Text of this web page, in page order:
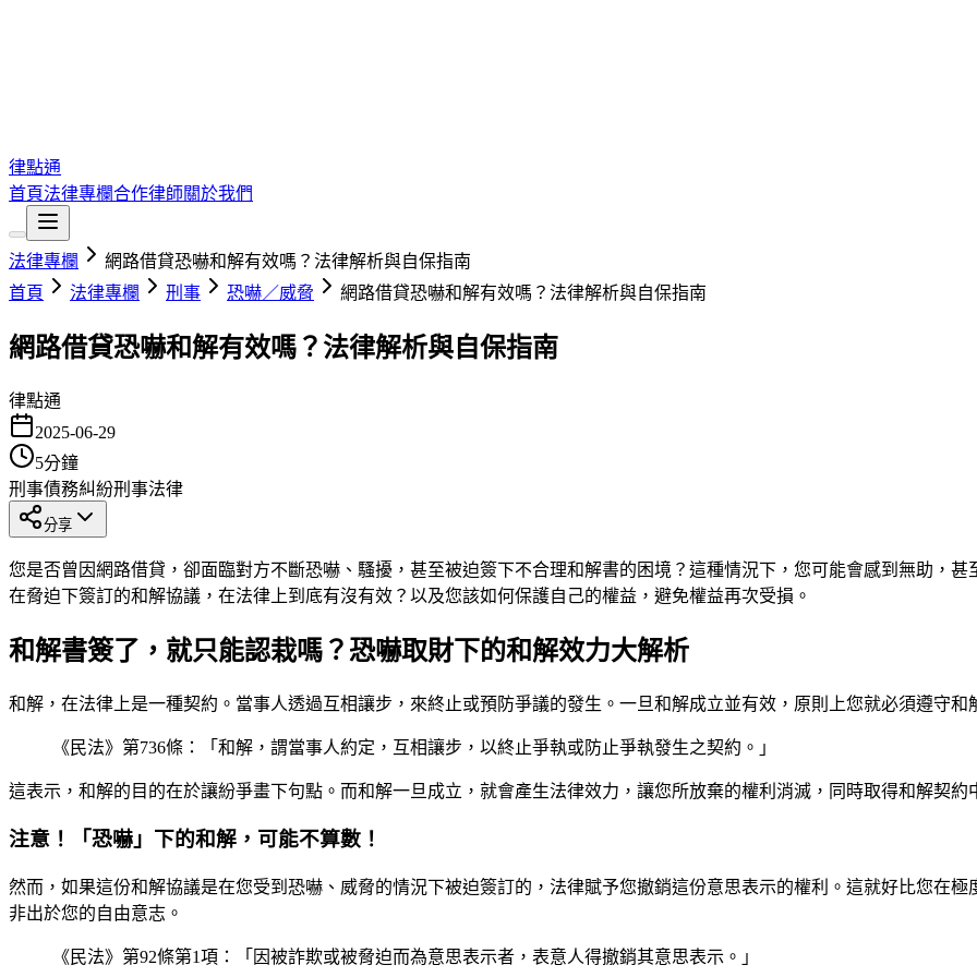
律點通
首頁法律專欄合作律師關於我們
法律專欄
網路借貸恐嚇和解有效嗎？法律解析與自保指南
首頁
法律專欄 刑事 恐嚇／威脅 網路借貸恐嚇和解有效嗎？法律解析與自保指南
網路借貸恐嚇和解有效嗎？法律解析與自保指南
律點通
2025-06-29
5分鐘
刑事債務糾紛刑事法律
分享
您是否曾因網路借貸，卻面臨對方不斷恐嚇、騷擾，甚至被迫簽下不合理和解書的困境？這種情況下，您可能會感到無助，
在脅迫下簽訂的和解協議，在法律上到底有沒有效？以及您該如何保護自己的權益，避免權益再次受損。
和解書簽了，就只能認栽嗎？恐嚇取財下的和解效力大解析
和解，在法律上是一種契約。當事人透過互相讓步，來終止或預防爭議的發生。一旦和解成立並有效，原則上您就必須遵守
《民法》第736條：「和解，謂當事人約定，互相讓步，以終止爭執或防止爭執發生之契約。」
這表示，和解的目的在於讓紛爭畫下句點。而和解一旦成立，就會產生法律效力，讓您所放棄的權利消滅，同時取得和解契約
注意！「恐嚇」下的和解，可能不算數！
然而，如果這份和解協議是在您受到恐嚇、威脅的情況下被迫簽訂的，法律賦予您撤銷這份意思表示的權利。這就好比您在
非出於您的自由意志。
《民法》第92條第1項：「因被詐欺或被脅迫而為意思表示者，表意人得撤銷其意思表示。」